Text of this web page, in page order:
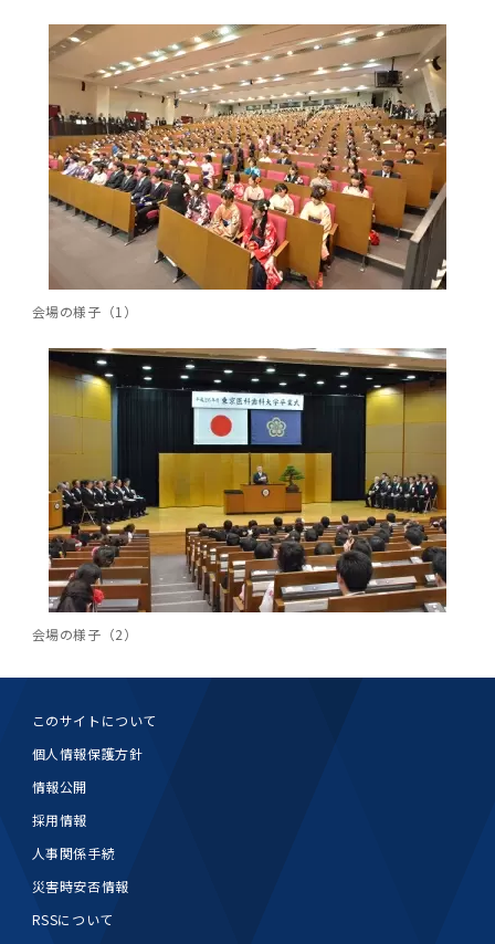
役員会議事概要について
企業活動と医療機関等の透明性ガイドライン
2014年 （PDF：21.4MB）
2013年 （PDF：6.4MB）
2018年度
2017年度
2016年度
2015年度
2014年度
2013年度
2012年度
2011年度
2015年 （PDF：2.3MB）
卒業時大学評価アンケート
科目評価（旧 科目別アンケート）
教学IR 業績・活動
核酸・ペプチド創薬治療研究センター
図書館講習会
アクティブラーニング教室・情報検索室
イマキク
情報システムポータル
お茶の水医学雑誌
会場の様子（1）
会場の様子（2）
このサイトについて
個人情報保護方針
情報公開
採用情報
人事関係手続
災害時安否情報
RSSについて